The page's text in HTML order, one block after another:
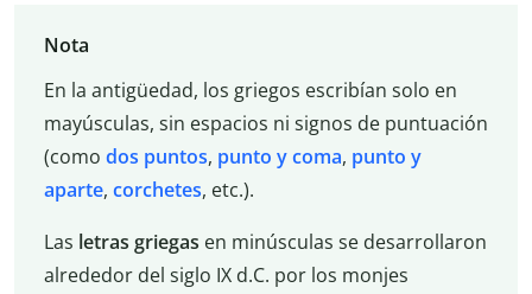
Nota
En la antigüedad, los griegos escribían solo en
mayúsculas, sin espacios ni signos de puntuación
(como dos puntos, punto y coma, punto y
aparte, corchetes, etc.).
Las letras griegas en minúsculas se desarrollaron
alrededor del siglo IX d.C. por los monjes